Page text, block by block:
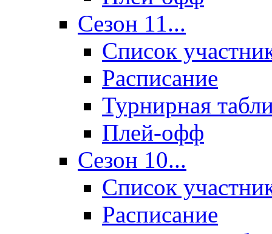
Сезон 11...
Список
Расписание
Турнирная
Плей-офф
Сезон 10...
Список
Расписание